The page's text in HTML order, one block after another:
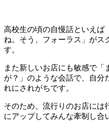
高校生の頃の自慢話といえば
ね。そう、フォーラス」がス
す。
また新しいお店にも敏感で「
が？」のような会話で、自分
れにされがちです。
そのため、流行りのお店には
にアップしてみんな牽制し合